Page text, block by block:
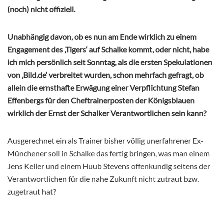
(noch) nicht offiziell.
Unabhängig davon, ob es nun am Ende wirklich zu einem
Engagement des ‚Tigers‘ auf Schalke kommt, oder nicht, habe
ich mich persönlich seit Sonntag, als die ersten Spekulationen
von ‚Bild.de‘ verbreitet wurden, schon mehrfach gefragt, ob
allein die ernsthafte Erwägung einer Verpflichtung Stefan
Effenbergs für den Cheftrainerposten der Königsblauen
wirklich der Ernst der Schalker Verantwortlichen sein kann?
Ausgerechnet ein als Trainer bisher völlig unerfahrener Ex-
Münchener soll in Schalke das fertig bringen, was man einem
Jens Keller und einem Huub Stevens offenkundig seitens der
Verantwortlichen für die nahe Zukunft nicht zutraut bzw.
zugetraut hat?